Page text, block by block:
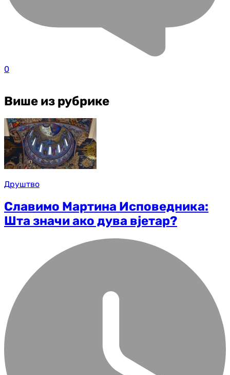
0
Више из рубрике
Друштво
Славимо Мартина Исповедника:
Шта значи ако дува вјетар?